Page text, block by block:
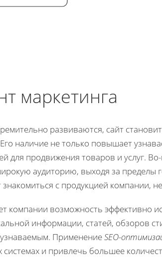
маркетинга
развиваются, сайт
наличие не только повышает
для продвижения товаров и услуг.
аудиторию, выходя за пределы
с продукцией компании,
компании возможность эффективно
информации, статей, обзоров
ПрименениеSEO-
и привлечь большее